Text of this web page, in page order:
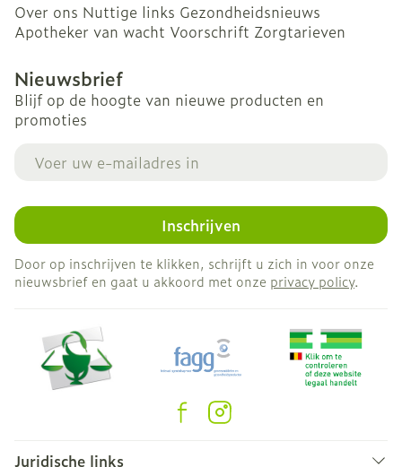
Over ons Nuttige links Gezondheidsnieuws
Apotheker van wacht Voorschrift Zorgtarieven
Nieuwsbrief
Blijf op de hoogte van nieuwe producten en
promoties
Inschrijven
Door op inschrijven te klikken, schrijft u zich in voor onze
nieuwsbrief en gaat u akkoord met onze privacy policy.
Juridische links